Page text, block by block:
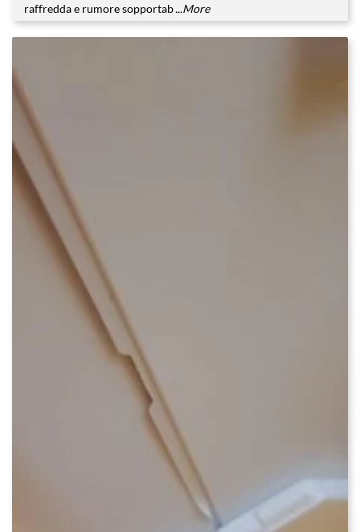
raffredda e rumore sopportab...More